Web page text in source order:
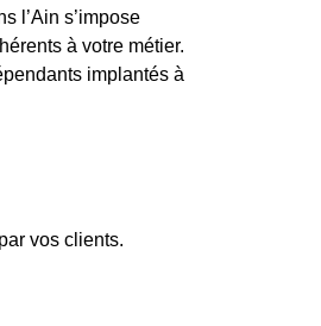
l’Ain s’impose
à votre métier.
implantés à
vos clients.